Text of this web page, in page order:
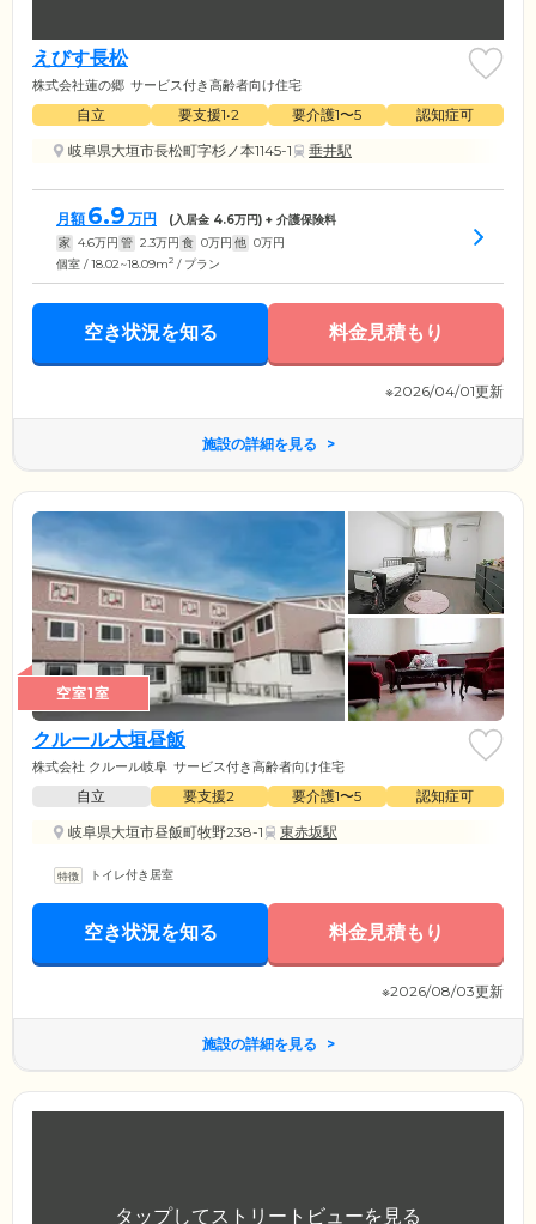
えびす長松
株式会社蓮の郷 サービス付き高齢者向け住宅
自立 要支援1•2 要介護1〜5
認知症可
岐阜県大垣市長松町字杉ノ本1145-1
垂井駅
月額 6.9 万円 (入居金 4.6万円) + 介護保険料
家 4.6万円 管 2.3万円 食 0万円 他 0万円
個室 / 18.02~18.09m2 / プラン
空き状況を知る 料金見積もり
※2026/04/01更新
施設の詳細を見る
空室1室
クルール大垣昼飯
株式会社 クルール岐阜 サービス付き高齢者向け住宅
自立 要支援2 要介護1〜5
認知症可
岐阜県大垣市昼飯町牧野238-1
東赤坂駅
トイレ付き居室
空き状況を知る 料金見積もり
※2026/08/03更新
施設の詳細を見る